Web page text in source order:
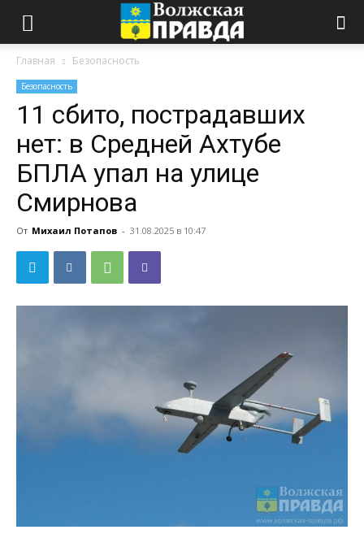
Главная Безопасность
Безопасность
11 сбито, пострадавших
нет: в Средней Ахтубе
БПЛА упал на улице
Смирнова
От Михаил Потапов - 31.08.2025 в 10:47